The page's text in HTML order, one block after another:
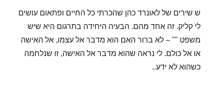
ש שירים של לאונרד כהן שהכרתי כל החיים ופתאום עושים
לי קליק. זה אחד מהם. הבעיה היחידה בתרגום היא שיש
משפט "" – לא ברור האם הוא מדבר אל עצמו, אל האישה
או אל כולם. לי נראה שהוא מדבר אל האישה, זו שנלחמה
כשהוא לא ידע..